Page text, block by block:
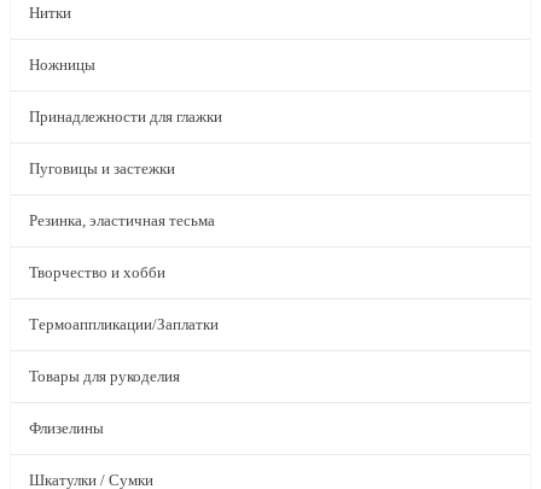
Нитки
Ножницы
Принадлежности для глажки
Пуговицы и застежки
Резинка, эластичная тесьма
Творчество и хобби
Термоаппликации/Заплатки
Товары для рукоделия
Флизелины
Шкатулки / Сумки